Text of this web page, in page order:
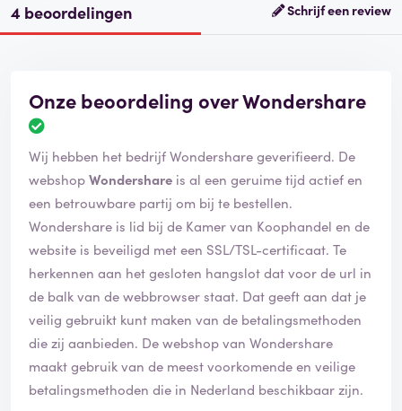
4 beoordelingen Schrijf een review
Onze beoordeling over Wondershare
Wij hebben het bedrijf Wondershare geverifieerd. De
webshopWondershare is al een geruime tijd actief en
een betrouwbare partij om bij te bestellen.
Wondershare is lid bij de Kamer van Koophandel en de
website is beveiligd met een SSL/TSL-certificaat. Te
herkennen aan het gesloten hangslot dat voor de url in
de balk van de webbrowser staat. Dat geeft aan dat je
veilig gebruikt kunt maken van de betalingsmethoden
die zij aanbieden. De webshop van Wondershare
maakt gebruik van de meest voorkomende en veilige
betalingsmethoden die in Nederland beschikbaar zijn.